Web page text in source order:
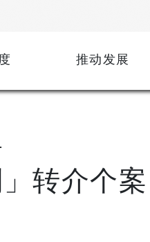
推动发展
转介个案